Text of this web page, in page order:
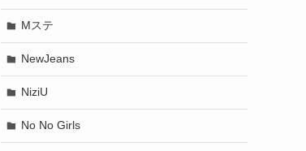
Mステ
NewJeans
NiziU
No No Girls